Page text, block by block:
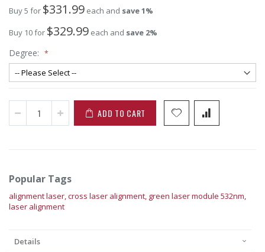
Buy 5 for $331.99 each and save1%
Buy 10 for $329.99 each and save 2%
Degree:
ADD TO CART
Popular Tags
alignment laser,cross laser alignment, green laser module 532nm,
laser alignment
Details